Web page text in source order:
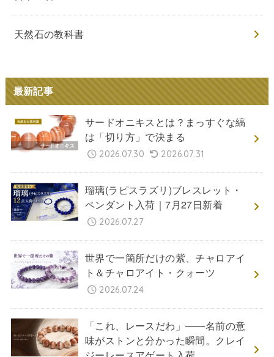
天然石の教科書
最新記事
サードオニキスとは？まっすぐな縞
は「切り方」で決まる
2026.07.30 2026.07.31
瑠璃(ラピスラズリ)ブレスレット・
ペンダント入荷｜7月27日新着
2026.07.27
世界で一箇所だけの紫、チャロアイ
ト＆チャロアイト・クォーツ
2026.07.24
「これ、レースだわ」――名前の意
味がストンと分かった瞬間。クレイ